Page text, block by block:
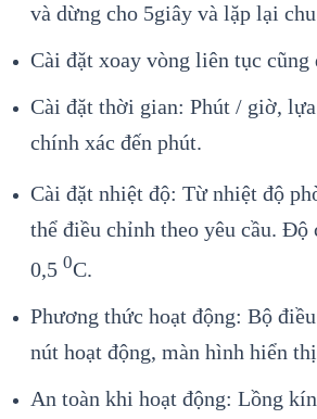
và dừng cho 5giây và lặp lại
Cài đặt xoay vòng liên tục cũng
Cài đặt thời gian: Phút / giờ,
chính xác đến phút.
Cài đặt nhiệt độ: Từ nhiệt độ
thể điều chỉnh theo yêu cầu. Độ
0,5 0C.
Phương thức hoạt động: Bộ
nút hoạt động, màn hình hiển
An toàn khi hoạt động: Lồng